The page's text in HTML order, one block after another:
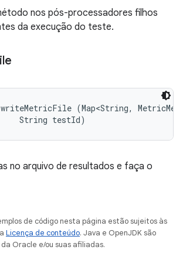
nos pós-processadores filhos
da execução do teste.
(Map<String,
String testId)
no arquivo de resultados e faça o
de código nesta página estão sujeitos às
Licença de conteúdo. Java e OpenJDK são
Oracle e/ou suas afiliadas.